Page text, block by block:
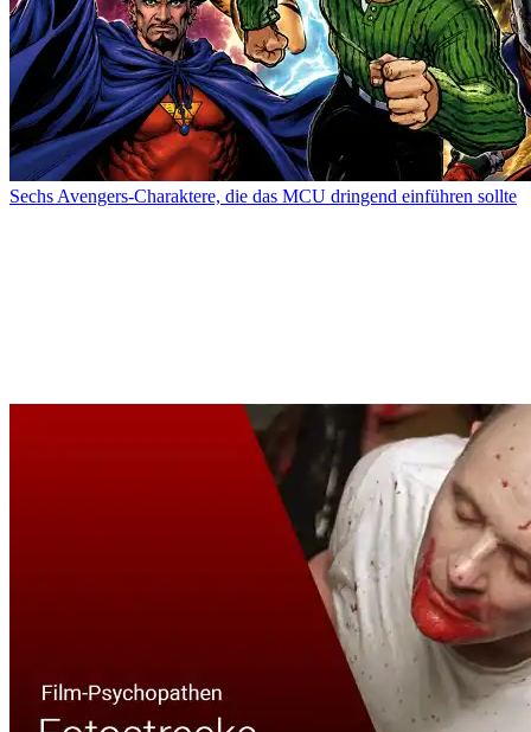
Sechs Avengers-Charaktere, die das MCU dringend einführen sollte